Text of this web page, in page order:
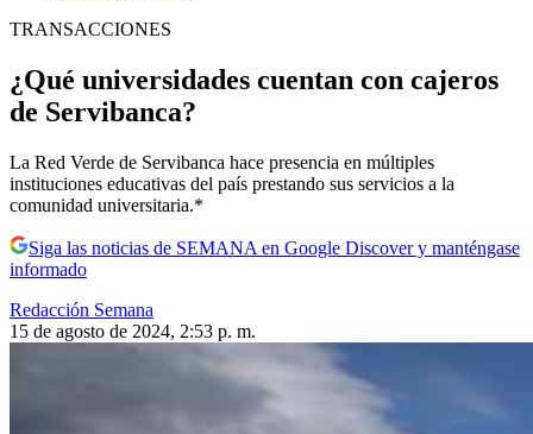
TRANSACCIONES
¿Qué universidades cuentan con cajeros
de Servibanca?
La Red Verde de Servibanca hace presencia en múltiples
instituciones educativas del país prestando sus servicios a la
comunidad universitaria.*
Siga las noticias de SEMANA en Google Discover y manténgase
informado
Redacción Semana
15 de agosto de 2024, 2:53 p. m.